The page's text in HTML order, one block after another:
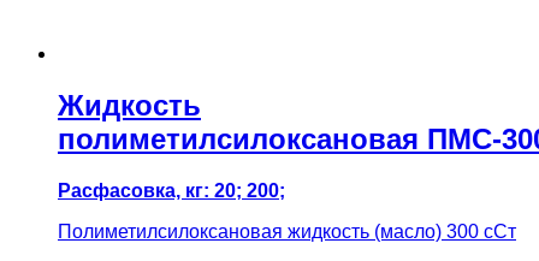
Жидкость
полиметилсилоксановая ПМС-
Расфасовка, кг: 20; 200;
Полиметилсилоксановая жидкость (масло) 300 сСт